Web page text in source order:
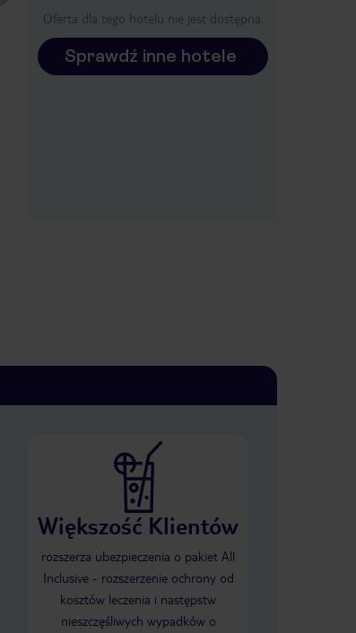
Oferta dla tego hotelu nie jest dostępna.
Sprawdź inne hotele
Większość Klientów
rozszerza ubezpieczenia o pakiet All
Inclusive - rozszerzenie ochrony od
kosztów leczenia i następstw
nieszczęśliwych wypadków o